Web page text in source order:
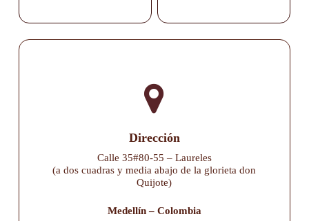
Dirección
Calle 35#80-55 – Laureles
(a dos cuadras y media abajo de la glorieta don
Quijote)
Medellín – Colombia